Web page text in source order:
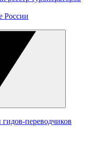
России
переводчиков